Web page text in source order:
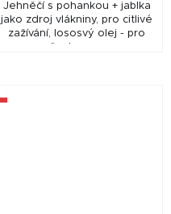
Jehněčí s pohankou + jablka
jako zdroj vlákniny, pro citlivé
zažívání, lososvý olej - pro